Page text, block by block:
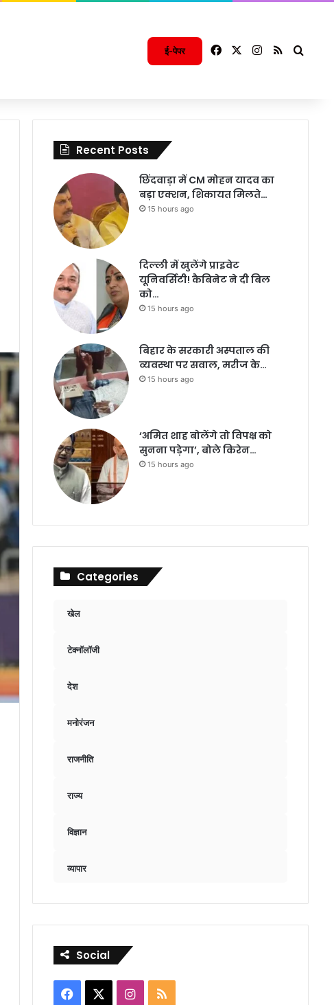
ई-पेपर FacebookInstagram
RSS
Recent Posts
छिंदवाड़ा में CM मोहन यादव का
बड़ा एक्शन, शिकायत मिलते…
15 hours ago
दिल्ली में खुलेंगे प्राइवेट
यूनिवर्सिटी! कैबिनेट ने दी बिल
को…
15 hours ago
बिहार के सरकारी अस्पताल की
व्यवस्था पर सवाल, मरीज के…
15 hours ago
‘अमित शाह बोलेंगे तो विपक्ष को
सुनना पड़ेगा’, बोले किरेन…
15 hours ago
Categories
खेल
टेक्नॉलॉजी
देश
मनोरंजन
राजनीति
राज्य
विज्ञान
व्यापार
Social
Facebook Instagram
RSS